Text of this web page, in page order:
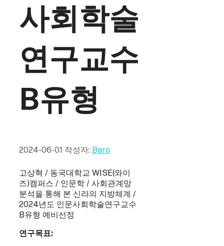
사회학술
연구교수
B유형
2024-06-01 작성자: Baro
고상혁 / 동국대학교 WISE(와이
즈)캠퍼스 / 인문학 / 사회관계망
분석을 통해 본 신라의 지방체계 /
2024년도 인문사회학술연구교수
B유형 예비선정
연구목표: